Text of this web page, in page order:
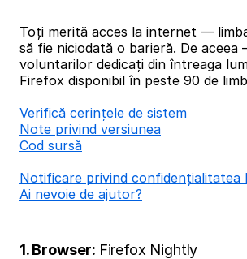
Toți merită acces la internet —
să fie niciodată o barieră. De
voluntarilor dedicați din întreaga
Firefox disponibil în peste 90 de
Verifică cerințele de sistem
Note privind versiunea
Cod sursă
Notificare privind confidențialitatea
Ai nevoie de ajutor?
1. Browser: Firefox Nightly